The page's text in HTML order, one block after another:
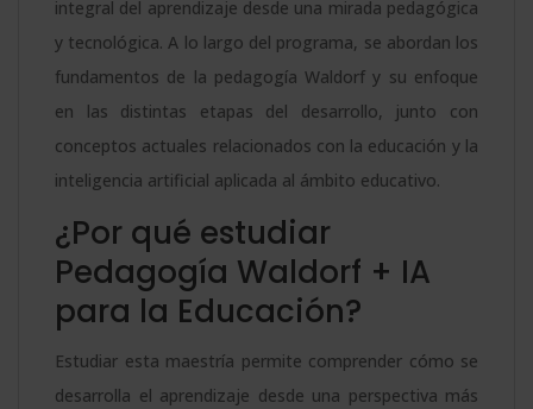
integral del aprendizaje desde una mirada pedagógica
y tecnológica. A lo largo del programa, se abordan los
fundamentos de la pedagogía Waldorf y su enfoque
en las distintas etapas del desarrollo, junto con
conceptos actuales relacionados con la educación y la
inteligencia artificial aplicada al ámbito educativo.
¿Por qué estudiar
Pedagogía Waldorf + IA
para la Educación?
Estudiar esta maestría permite comprender cómo se
desarrolla el aprendizaje desde una perspectiva más